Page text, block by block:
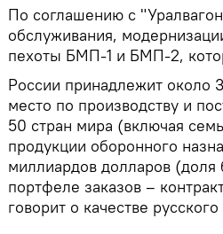
По соглашению с
обслуживания,
пехоты БМП-1 и БМП-2,
России принадлежит около
место по производству и
50 стран мира (включая
продукции оборонного
миллиардов долларов (доля
портфеле заказов –
говорит о качестве